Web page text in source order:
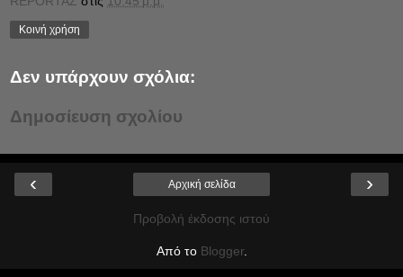
Κοινή χρήση
Δεν υπάρχουν σχόλια:
Δημοσίευση σχολίου
‹ ›
Αρχική σελίδα
Προβολή έκδοσης ιστού
Από το Blogger.